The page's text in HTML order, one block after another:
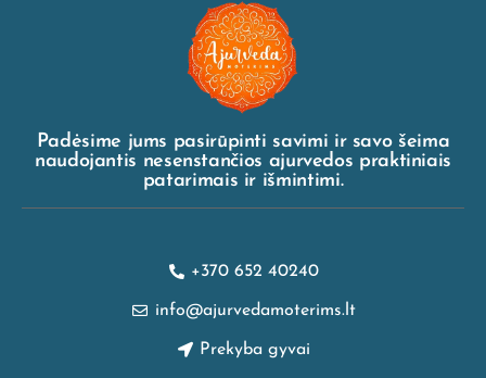
Padėsime jums pasirūpinti savimi ir savo šeima
naudojantis nesenstančios ajurvedos praktiniais
patarimais ir išmintimi.
+370 652 40240
info@ajurvedamoterims.lt
Prekyba gyvai